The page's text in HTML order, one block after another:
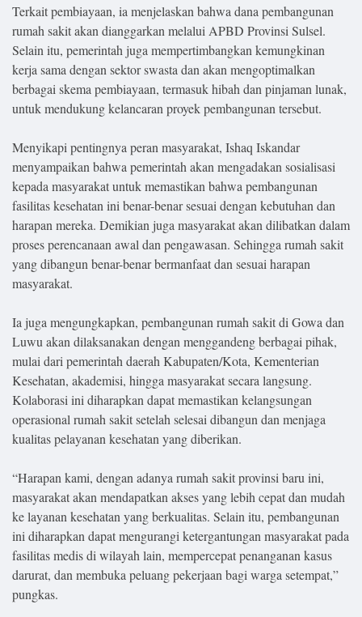
Terkait pembiayaan, ia menjelaskan bahwa dana pembangunan
rumah sakit akan dianggarkan melalui APBD Provinsi Sulsel.
Selain itu, pemerintah juga mempertimbangkan kemungkinan
kerja sama dengan sektor swasta dan akan mengoptimalkan
berbagai skema pembiayaan, termasuk hibah dan pinjaman lunak,
untuk mendukung kelancaran proyek pembangunan tersebut.
Menyikapi pentingnya peran masyarakat, Ishaq Iskandar
menyampaikan bahwa pemerintah akan mengadakan sosialisasi
kepada masyarakat untuk memastikan bahwa pembangunan
fasilitas kesehatan ini benar-benar sesuai dengan kebutuhan dan
harapan mereka. Demikian juga masyarakat akan dilibatkan dalam
proses perencanaan awal dan pengawasan. Sehingga rumah sakit
yang dibangun benar-benar bermanfaat dan sesuai harapan
masyarakat.
Ia juga mengungkapkan, pembangunan rumah sakit di Gowa dan
Luwu akan dilaksanakan dengan menggandeng berbagai pihak,
mulai dari pemerintah daerah Kabupaten/Kota, Kementerian
Kesehatan, akademisi, hingga masyarakat secara langsung.
Kolaborasi ini diharapkan dapat memastikan kelangsungan
operasional rumah sakit setelah selesai dibangun dan menjaga
kualitas pelayanan kesehatan yang diberikan.
“Harapan kami, dengan adanya rumah sakit provinsi baru ini,
masyarakat akan mendapatkan akses yang lebih cepat dan mudah
ke layanan kesehatan yang berkualitas. Selain itu, pembangunan
ini diharapkan dapat mengurangi ketergantungan masyarakat pada
fasilitas medis di wilayah lain, mempercepat penanganan kasus
darurat, dan membuka peluang pekerjaan bagi warga setempat,”
pungkas.